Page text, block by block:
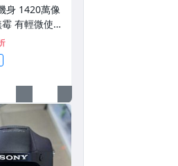
身 1420萬像
有輕微使用
無拆修無翻